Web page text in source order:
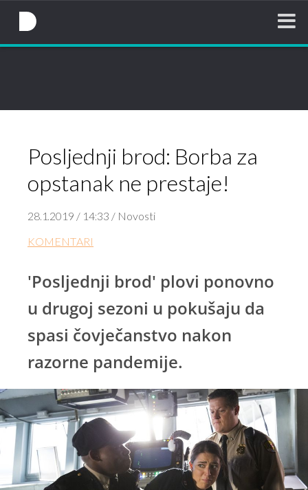
Posljednji brod: Borba za
opstanak ne prestaje!
28.1.2019 / 14:33 / Novosti
KOMENTARI
'Posljednji brod' plovi ponovno
u drugoj sezoni u pokušaju da
spasi čovječanstvo nakon
razorne pandemije.